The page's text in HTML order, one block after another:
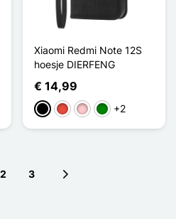
Xiaomi Redmi Note 12S
hoesje DIERFENG
€ 14,99
ZwartRoodRozeGroen
+2
2 3